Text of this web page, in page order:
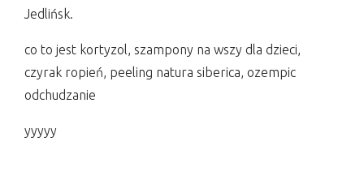
Jedlińsk.
co to jest kortyzol, szampony na wszy dla dzieci,
czyrak ropień, peeling natura siberica, ozempic
odchudzanie
yyyyy